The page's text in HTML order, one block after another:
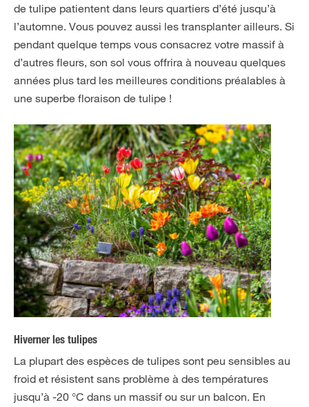
de tulipe patientent dans leurs quartiers d’été jusqu’à
l’automne. Vous pouvez aussi les transplanter ailleurs. Si
pendant quelque temps vous consacrez votre massif à
d’autres fleurs, son sol vous offrira à nouveau quelques
années plus tard les meilleures conditions préalables à
une superbe floraison de tulipe !
Hiverner les tulipes
La plupart des espèces de tulipes sont peu sensibles au
froid et résistent sans problème à des températures
jusqu’à -20 °C dans un massif ou sur un balcon. En